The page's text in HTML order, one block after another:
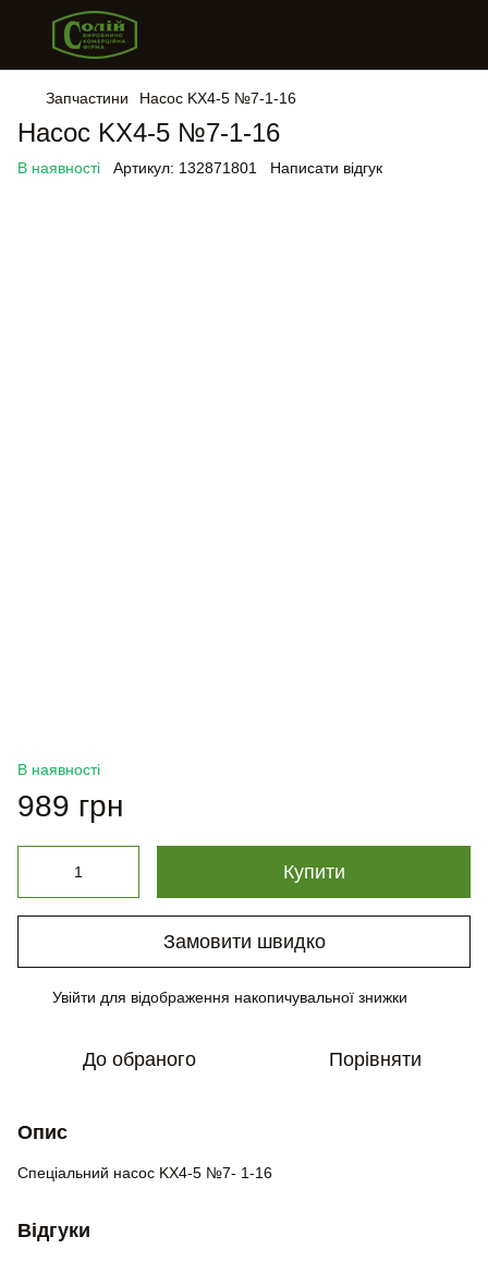
Запчастини Насос KX4-5 №7-1-16
Насос KX4-5 №7-1-16
В наявності Артикул: 132871801 Написати відгук
В наявності
989 грн
Купити
Замовити швидко
Увійти для відображення накопичувальної знижки
До обраного Порівняти
Опис
Спеціальний насос KX4-5 №7- 1-16
Відгуки